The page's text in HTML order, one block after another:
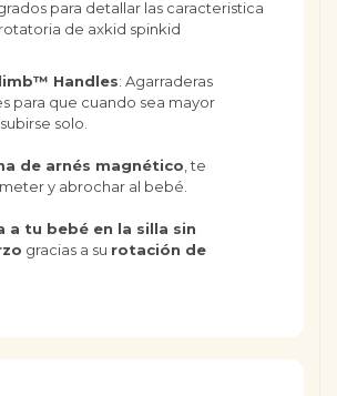
Handles: Agarraderas
para que cuando sea mayor
solo.
de arnés magnético , te
y abrochar al bebé.
a tu bebé en la silla sin
gracias a su rotación de